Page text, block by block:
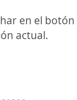
en el botón
actual.